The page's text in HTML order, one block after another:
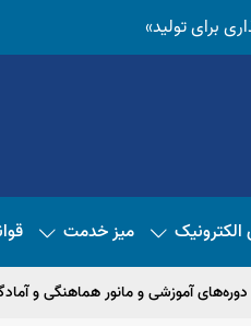
برای تولید»
میز خدمت
دوره‌های آموزشی و مانور هماهنگی و آمادگی در ۷ شهرستان استان بوشهر